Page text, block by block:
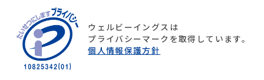
ウェルビーイングスは
プライバシーマークを取得しています。
個人情報保護方針